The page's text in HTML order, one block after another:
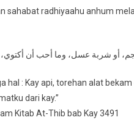
sahabat radhiyaahu anhum
أو شربة عسل، وما أحب أن أكتوي،
hal : Kay api, torehan alat
dari kay.”
Kitab At-Thib bab Kay 3491